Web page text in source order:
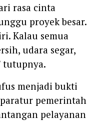
rasa cinta
proyek besar.
Kalau semua
udara segar,
tutupnya.
menjadi bukti
pemerintah
pelayanan